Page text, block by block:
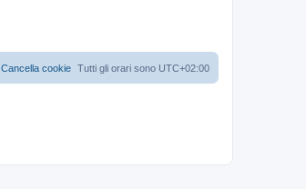
Tutti gli orari sono UTC+02:00
Cancella cookie